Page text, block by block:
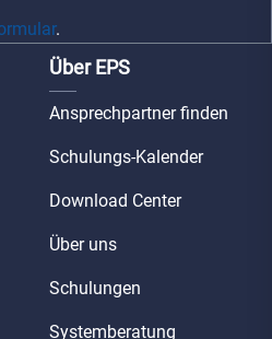
.
Über EPS
Ansprechpartner finden
Schulungs-Kalender
Download Center
Über uns
Schulungen
Systemberatung